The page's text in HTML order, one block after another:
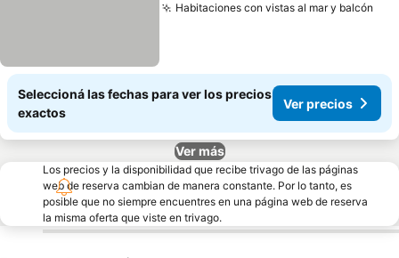
Habitaciones con vistas al mar y balcón
Seleccioná las fechas para ver los precios
exactos
Ver precios
Ver más
Los precios y la disponibilidad que recibe trivago de las páginas
web de reserva cambian de manera constante. Por lo tanto, es
posible que no siempre encuentres en una página web de reserva
la misma oferta que viste en trivago.